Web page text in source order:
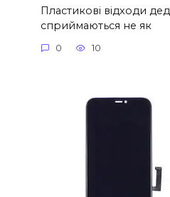
Пластикові відходи
сприймаються не як
0 10